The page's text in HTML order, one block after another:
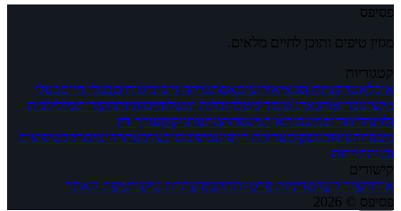
פסיפס
מגזין טיפים ותוכן לחיים מלאים.
קטגוריות
אוכלאטרקציות ופנאיאירועיםאסתטיקה ויופיביטוחיםבעלי חייםבעלי
מקצועבריאותגאדג'טיםדיגיטלהובלות ומשלוחיםזוגיותחקירותכללילבית
ולגינהלימודיםמשכנתאותמשפחהמתנותניקיוןעורך דין
משפחהעיצובעסקיםעריכת דיןפיננסיפיננסיםצרכנותרהיטיםרכבשיפוצים
ובניהתיירות
קישורים
אודותצור קשרמדיניות פרטיותתקנוןהצהרת נגישותמפת האתר
פסיפס © 2026